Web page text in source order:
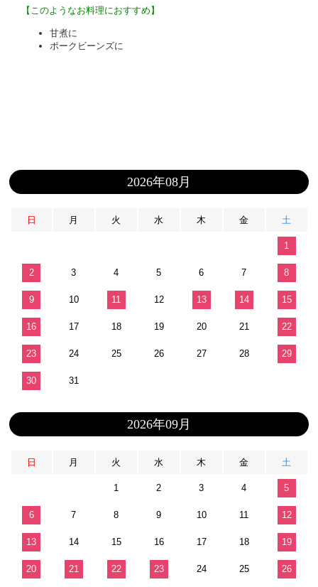
【このようなお料理におすすめ】
甘煮に
ポークビーンズに
2026年08月
日 月 火 水 木 金 土
1
2 3 4 5 6 7 8
9 10 11 12 13 14 15
16 17 18 19 20 21 22
23 24 25 26 27 28 29
30 31
2026年09月
日 月 火 水 木 金 土
1 2 3 4 5
6 7 8 9 10 11 12
13 14 15 16 17 18 19
20 21 22 23 24 25 26